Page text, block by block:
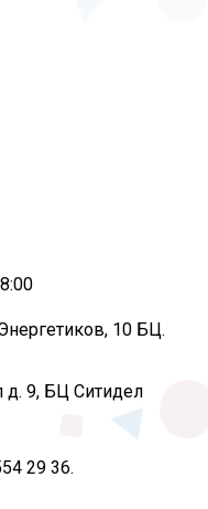
10 БЦ.
д. 9, БЦ Ситидел
29 36.